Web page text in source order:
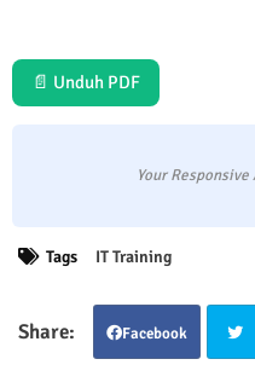
📄 Unduh PDF
Your
Tags IT Training
Facebook